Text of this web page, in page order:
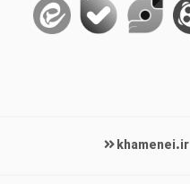
khamenei.ir